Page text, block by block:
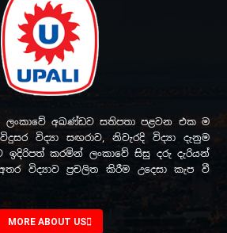
ලංකාවේ අඛණ්ඩව සතිපතා පළවන එක ම
විද්‍යා සඟරාව, නිවැරදි විද්‍යා දැනුම
කරමින් ලංකාවේ සිසු දරු දැරියන්
විද්‍යාව ප්‍රචලිත කිරීම උදෙසා කැප වී
MORE ABOUT US